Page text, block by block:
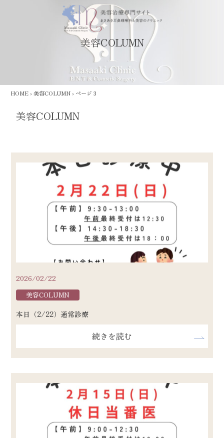
美容COLUMN
HOME › 美容COLUMN › ページ 3
美容COLUMN
2026/02/22
美容COLUMN
本日（2/22）通常診療
続きを読む